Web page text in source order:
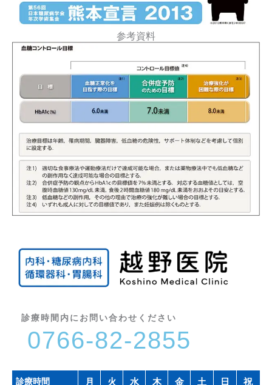
参考資料
診療時間内にお問い合わせください
0766-82-2855
診療時間 月 火 水 木 金 土 日 祝